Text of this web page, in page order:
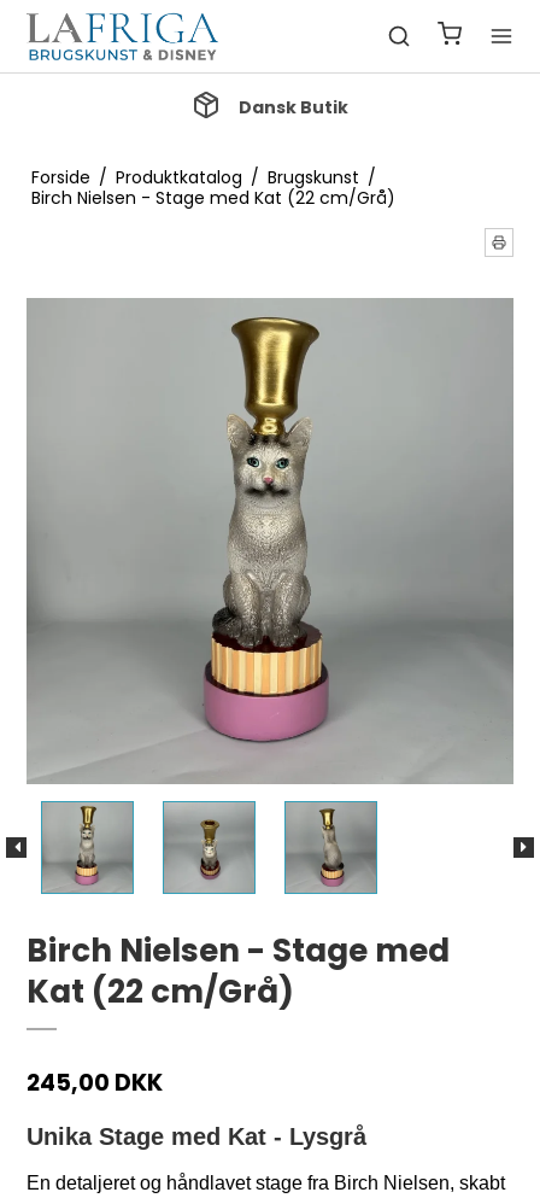
Dansk Butik
Forside / Produktkatalog / Brugskunst /
Birch Nielsen - Stage med Kat (22 cm/Grå)
Birch Nielsen - Stage med
Kat (22 cm/Grå)
245,00 DKK
Unika Stage med Kat - Lysgrå
En detaljeret og håndlavet stage fra Birch Nielsen, skabt